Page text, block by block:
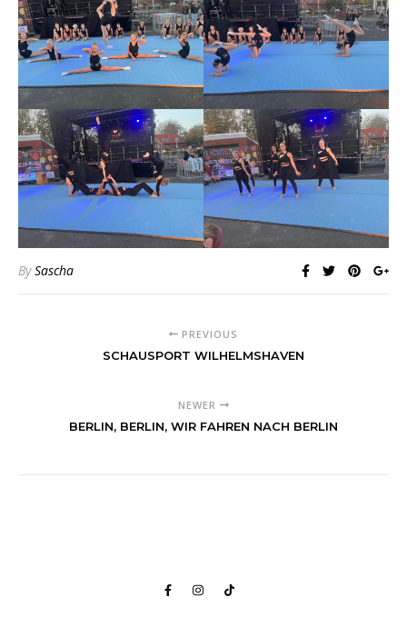
BySascha
PREVIOUS
SCHAUSPORT WILHELMSHAVEN
NEWER
BERLIN, BERLIN, WIR FAHREN NACH BERLIN